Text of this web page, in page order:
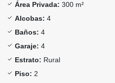
Área Privada: 300 m²
Alcobas: 4
Baños: 4
Garaje: 4
Estrato: Rural
Piso: 2